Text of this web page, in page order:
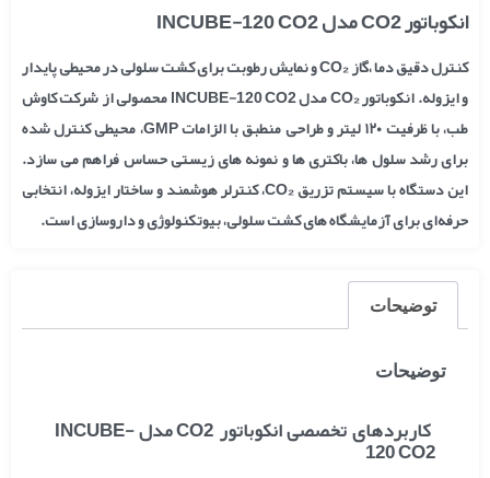
انکوباتور CO2 مدل INCUBE-120 CO2
کنترل دقیق دما ،گاز CO₂ و نمایش رطوبت برای کشت سلولی در محیطی پایدار
و ایزوله.
انکوباتور CO₂ مدل INCUBE-120 CO2 محصولی از شرکت کاوش‌
طب، با ظرفیت ۱۲۰ لیتر و طراحی منطبق با الزامات GMP، محیطی کنترل‌ شده
برای رشد سلول‌ ها، باکتری‌ ها و نمونه‌ های زیستی حساس فراهم می‌ سازد.
این دستگاه با سیستم تزریق CO₂، کنترلر هوشمند و ساختار ایزوله، انتخابی
حرفه‌ای برای آزمایشگاه‌ های کشت سلولی، بیوتکنولوژی و داروسازی است.
توضیحات
توضیحات
کاربردهای تخصصی انکوباتور CO2 مدل INCUBE-
120 CO2